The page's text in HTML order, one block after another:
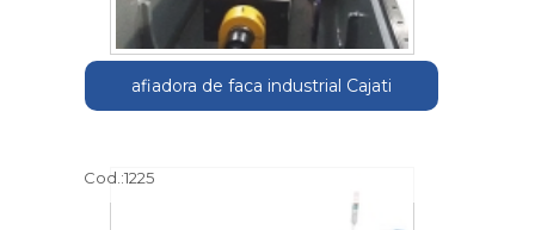
afiadora de faca industrial Cajati
Cod.:1225